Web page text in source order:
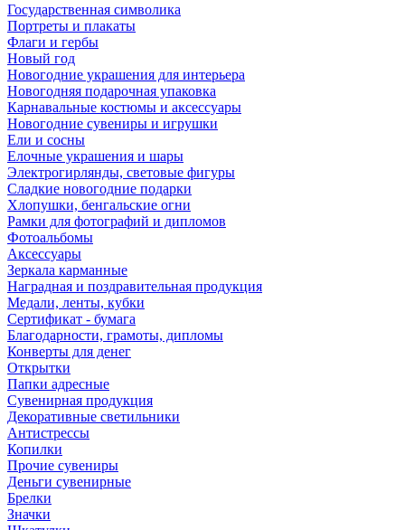
Государственная символика
Портреты и плакаты
Флаги и гербы
Новый год
Новогодние украшения для интерьера
Новогодняя подарочная упаковка
Карнавальные костюмы и аксессуары
Новогодние сувениры и игрушки
Ели и сосны
Елочные украшения и шары
Электрогирлянды, световые фигуры
Сладкие новогодние подарки
Хлопушки, бенгальские огни
Рамки для фотографий и дипломов
Фотоальбомы
Аксессуары
Зеркала карманные
Наградная и поздравительная продукция
Медали, ленты, кубки
Сертификат - бумага
Благодарности, грамоты, дипломы
Конверты для денег
Открытки
Папки адресные
Сувенирная продукция
Декоративные светильники
Антистрессы
Копилки
Прочие сувениры
Деньги сувенирные
Брелки
Значки